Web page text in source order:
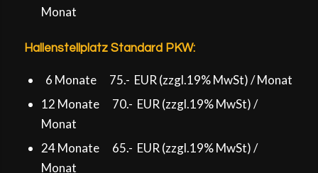
Monat
Hallenstellplatz Standard PKW:
6 Monate 75.- EUR (zzgl.19% MwSt) / Monat
12 Monate 70.- EUR (zzgl.19% MwSt) /
Monat
24 Monate 65.- EUR (zzgl.19% MwSt) /
Monat